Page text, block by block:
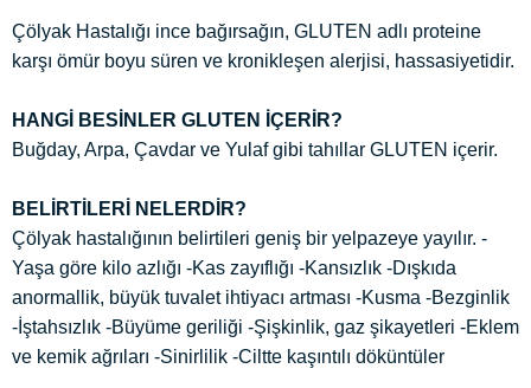
Çölyak Hastalığı ince bağırsağın, GLUTEN adlı proteine
karşı ömür boyu süren ve kronikleşen alerjisi, hassasiyetidir.
HANGİ BESİNLER GLUTEN İÇERİR?
Buğday, Arpa, Çavdar ve Yulaf gibi tahıllar GLUTEN içerir.
BELİRTİLERİ NELERDİR?
Çölyak hastalığının belirtileri geniş bir yelpazeye yayılır. -
Yaşa göre kilo azlığı -Kas zayıflığı -Kansızlık -Dışkıda
anormallik, büyük tuvalet ihtiyacı artması -Kusma -Bezginlik
-İştahsızlık -Büyüme geriliği -Şişkinlik, gaz şikayetleri -Eklem
ve kemik ağrıları -Sinirlilik -Ciltte kaşıntılı döküntüler